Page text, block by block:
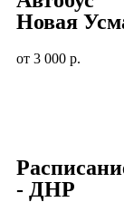
Новая
от 3 000 р.
- ДНР